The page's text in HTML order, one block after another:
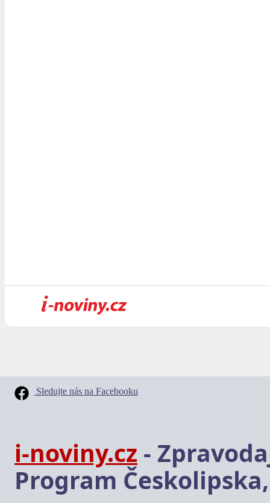
Sledujte nás na Facebooku
i-noviny.cz -
Program